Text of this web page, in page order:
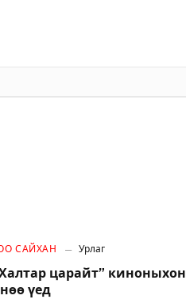
САЙХАН Урлаг
царайт” киноныхон
үед